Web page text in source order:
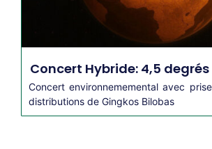
Concert Hybride: 4,5
Concert environnememental avec
distributions de Gingkos Bilobas